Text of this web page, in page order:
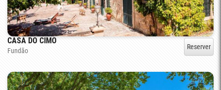
CASA DO CIMO
Fundão Reserver